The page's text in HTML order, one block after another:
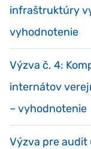
infraštruktúry
vyhodnotenie
Výzva č. 4:
internátov
– vyhodnotenie
Výzva pre audit